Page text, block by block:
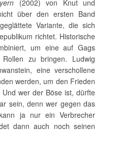
(2002) von Knut und
über den ersten Band
Variante, die sich
richtet. Historische
um eine auf Gags
zu bringen. Ludwig
eine verschollene
werden, um den Frieden
wer der Böse ist, dürfte
sein, denn wer gegen das
ja nur ein Verbrecher
dann auch noch seinen